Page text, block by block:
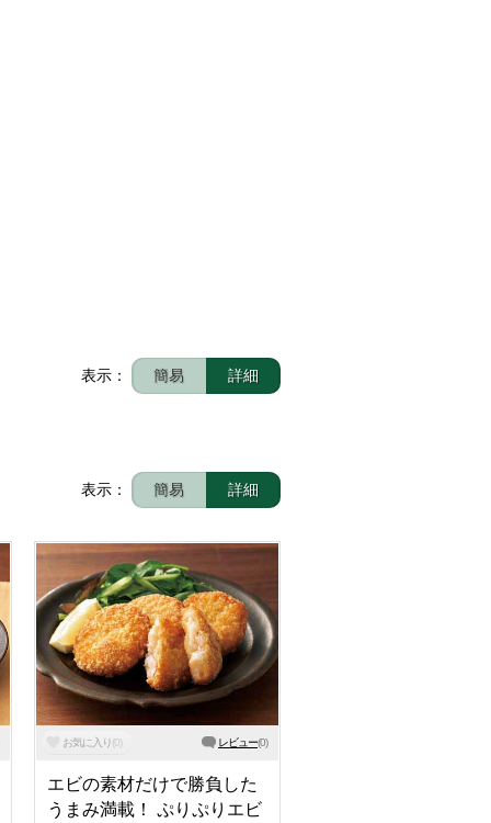
表示： 簡易 詳細
表示： 簡易 詳細
お気に入り(0) レビュー(0)
エビの素材だけで勝負した
うまみ満載！ ぷりぷりエビ